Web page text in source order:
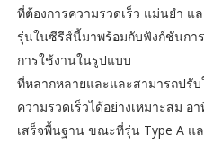
ที่ต้องการความรวดเร็ว แม่นยำ แ
รุ่นในซีรีส์นี้มาพร้อมกับฟังก์ชันกา
การใช้งานในรูปแบบ
ที่หลากหลายและและสามารถปรั
ความรวดเร็วได้อย่างเหมาะสม อ
เสร็จพื้นฐาน ขณะที่รุ่น Type A แ